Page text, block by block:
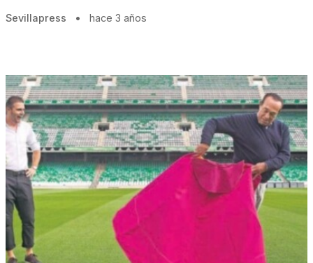
Sevillapress • hace 3 años